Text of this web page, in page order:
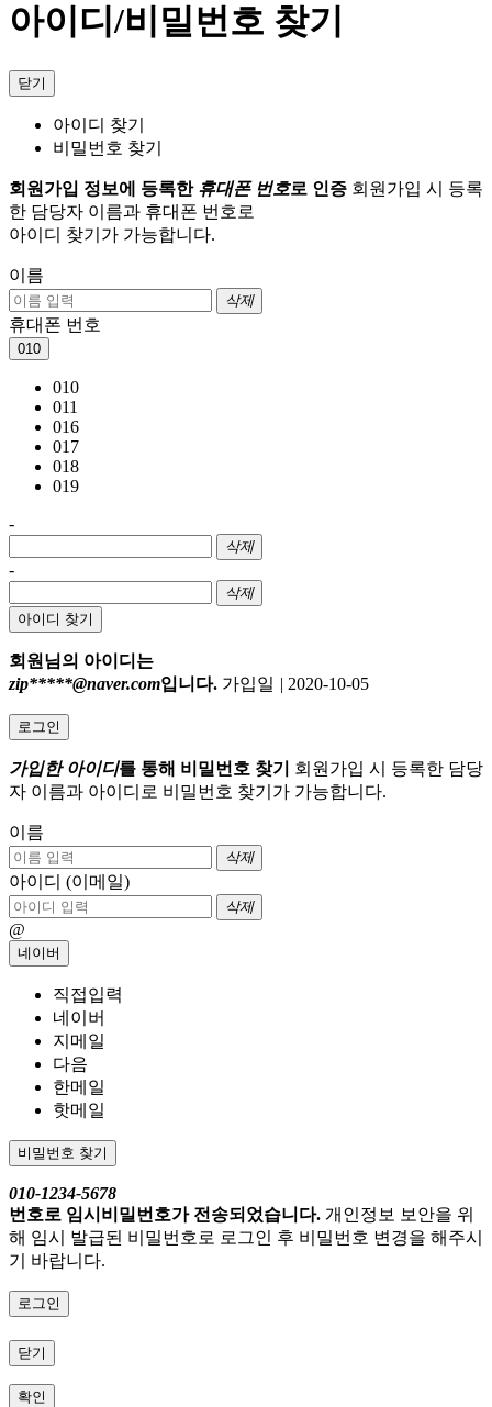
아이디/비밀번호 찾기
닫기
아이디 찾기
비밀번호 찾기
회원가입 정보에 등록한 휴대폰 번호로 인증 회원가입 시 등록
한 담당자 이름과 휴대폰 번호로
아이디 찾기가 가능합니다.
이름
삭제
휴대폰 번호
010
010
011
016
017
018
019
-
삭제
-
삭제
아이디 찾기
회원님의 아이디는
zip*****@naver.com입니다. 가입일 | 2020-10-05
로그인
가입한 아이디를 통해 비밀번호 찾기
회원가입 시 등록한 담당
자 이름과 아이디로 비밀번호 찾기가 가능합니다.
이름
삭제
아이디 (이메일)
삭제
@
네이버
직접입력
네이버
지메일
다음
한메일
핫메일
비밀번호 찾기
010-1234-5678
번호로 임시비밀번호가 전송되었습니다. 개인정보 보안을 위
해 임시 발급된 비밀번호로 로그인 후 비밀번호 변경을 해주시
기 바랍니다.
로그인
닫기
확인